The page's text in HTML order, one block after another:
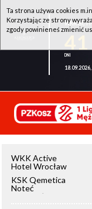
WKK
WKK Active
Hotel Wrocław
KSK Qemetica
Noteć
Inowrocław
Ta strona używa cookies
Korzystając ze strony
zgody powinieneś zmienić